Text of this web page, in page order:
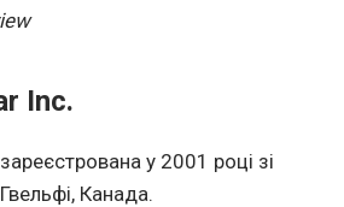
Inc.
у 2001 році зі
Канада.